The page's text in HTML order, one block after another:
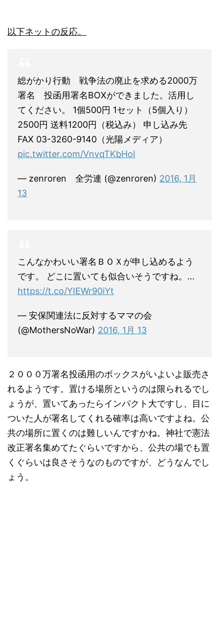
以下ネットの反応。
総がかり行動 戦争法の廃止を求める2000万
署名 投函用署名BOXができました。活用し
てください。 1個500円 1セット（5個入り）
2500円 送料1200円（税込み） 申し込み先
FAX 03-3260-9140（光陽メディア）
pic.twitter.com/VnvqTKbHoI
— zenroren 全労連 (@zenroren) 2016, 1月
13
こんなかわいい署名ＢＯＸが申し込めるよう
です。 どこに置いても似合いそうですね。...
https://t.co/YIEWr90iYt
— 安保関連法に反対するママの会
(@MothersNoWar) 2016, 1月 13
２０００万署名投函用のボックスがいよいよ販売さ
れるようです。置ける場所というのは限られるでし
ょうが、置いてあったらインパクト大ですし、目に
ついた人が署名してくれる確率は高いですよね。公
共の場所に置くのは難しいんですかね。神社で憲法
改正署名集めてたぐらいですから、公共の場でも置
くぐらいは良さそうなのものですが、どうなんでし
ょう。